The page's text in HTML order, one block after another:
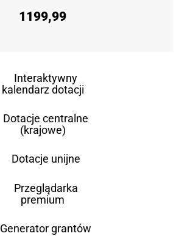
1199,99
Interaktywny
kalendarz dotacji
Dotacje centralne
(krajowe)
Dotacje unijne
Przeglądarka
premium
Generator grantów